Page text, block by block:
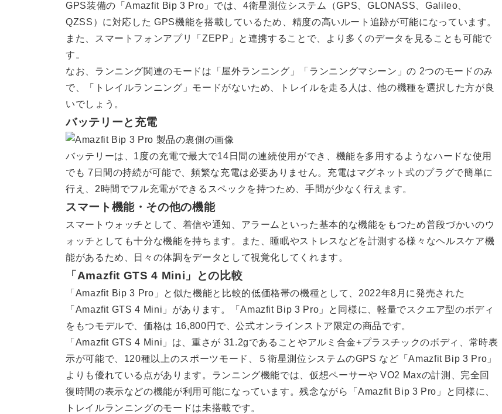
GPS装備の「Amazfit Bip 3 Pro」では、4衛星測位システム（GPS、GLONASS、Galileo、
QZSS）に対応した GPS機能を搭載しているため、精度の高いルート追跡が可能になっています。
また、スマートフォンアプリ「ZEPP」と連携することで、より多くのデータを見ることも可能で
す。
なお、ランニング関連のモードは「屋外ランニング」「ランニングマシーン」の 2つのモードのみ
で、「トレイルランニング」モードがないため、トレイルを走る人は、他の機種を選択した方が良
いでしょう。
バッテリーと充電
バッテリーは、1度の充電で最大で14日間の連続使用ができ、機能を多用するようなハードな使用
でも 7日間の持続が可能で、頻繁な充電は必要ありません。充電はマグネット式のプラグで簡単に
行え、2時間でフル充電ができるスペックを持つため、手間が少なく行えます。
スマート機能・その他の機能
スマートウォッチとして、着信や通知、アラームといった基本的な機能をもつため普段づかいのウ
ォッチとしても十分な機能を持ちます。また、睡眠やストレスなどを計測する様々なヘルスケア機
能があるため、日々の体調をデータとして視覚化してくれます。
「Amazfit GTS 4 Mini」との比較
「Amazfit Bip 3 Pro」と似た機能と比較的低価格帯の機種として、2022年8月に発売された
「Amazfit GTS 4 Mini」があります。「Amazfit Bip 3 Pro」と同様に、軽量でスクエア型のボディ
をもつモデルで、価格は 16,800円で、公式オンラインストア限定の商品です。
「Amazfit GTS 4 Mini」は、重さが 31.2gであることやアルミ合金+プラスチックのボディ、常時表
示が可能で、120種以上のスポーツモード、５衛星測位システムのGPS など「Amazfit Bip 3 Pro」
よりも優れている点があります。ランニング機能では、仮想ペーサーや VO2 Maxの計測、完全回
復時間の表示などの機能が利用可能になっています。残念ながら「Amazfit Bip 3 Pro」と同様に、
トレイルランニングのモードは未搭載です。